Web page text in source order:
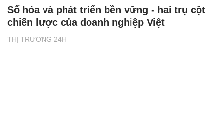
THỊ TRƯỜNG 24H
Số hóa và phát triển bền vững - hai trụ cột
chiến lược của doanh nghiệp Việt